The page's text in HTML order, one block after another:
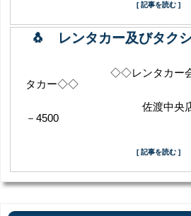
[ 記事を読む ]
🐧 レンタカー及びタク
◇◇レンタカー会社
タカー◇◇
佐渡中央店
－4500
[ 記事を読む ]